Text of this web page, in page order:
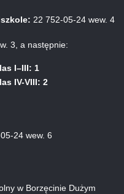
22 752-05-24 wew. 4
3, a następnie:
I–III: 1
IV-VIII: 2
24 wew. 6
w Borzęcinie Dużym